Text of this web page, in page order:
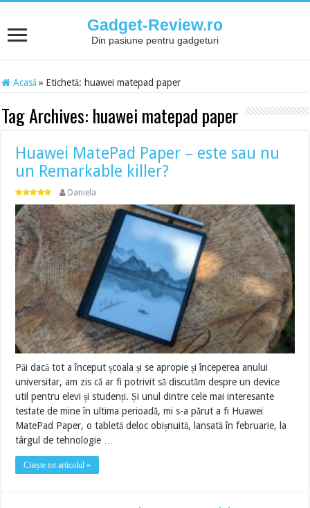
Gadget-Review.ro
Din pasiune pentru gadgeturi
Acasă » Etichetă: huawei matepad paper
Tag Archives: huawei matepad paper
Huawei MatePad Paper – este sau nu
un Remarkable killer?
Daniela
Păi dacă tot a început școala și se apropie și începerea anului
universitar, am zis că ar fi potrivit să discutăm despre un device
util pentru elevi și studenți. Și unul dintre cele mai interesante
testate de mine în ultima perioadă, mi s-a părut a fi Huawei
MatePad Paper, o tabletă deloc obișnuită, lansată în februarie, la
târgul de tehnologie …
Citește tot articolul »